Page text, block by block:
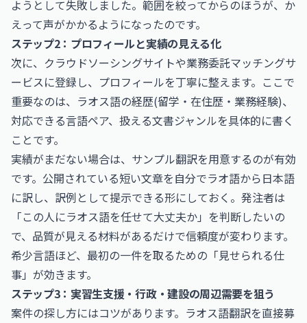
ようとして失敗しました。範囲を絞ってからのほうが、か
えって声がかかるようになったのです。
ステップ2：プロフィールと実績の見える化
次に、クラウドソーシングサイトや業務委託マッチングサ
ービスに登録し、プロフィールを丁寧に整えます。ここで
重要なのは、ラオス語の経歴(留学・在住歴・業務経験)、
対応できる言語ペア、扱える文書ジャンルを具体的に書く
ことです。
実績がまだない場合は、サンプル翻訳を用意するのが有効
です。公開されている短い文章を自分でラオ語から日本語
に訳し、訳例として提示できる形にしておく。発注者は
「この人にラオス語を任せて大丈夫か」を判断したいの
で、品質が見える材料があるだけで信頼度が変わります。
希少言語ほど、最初の一件を取るための「見せられる仕
事」が効きます。
ステップ3：実習生支援・行政・建設の周辺需要を狙う
案件の探し方にはコツがあります。ラオス語翻訳を直接募